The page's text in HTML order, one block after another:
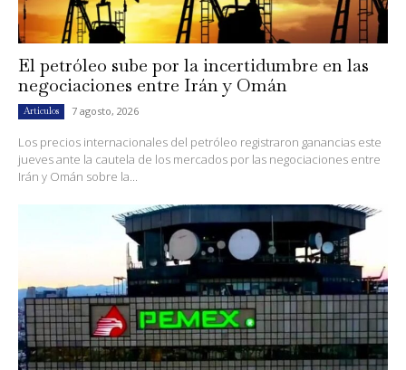
El petróleo sube por la incertidumbre en las
negociaciones entre Irán y Omán
Artículos 7 agosto, 2026
Los precios internacionales del petróleo registraron ganancias este
jueves ante la cautela de los mercados por las negociaciones entre
Irán y Omán sobre la...